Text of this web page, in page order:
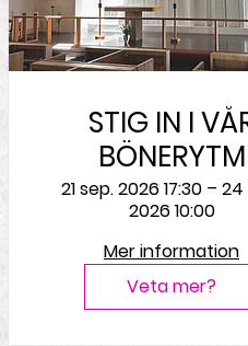
STIG IN I
BÖNERYTM
21 sep. 2026 17:30 –
2026 10:00
Mer information
Veta mer?